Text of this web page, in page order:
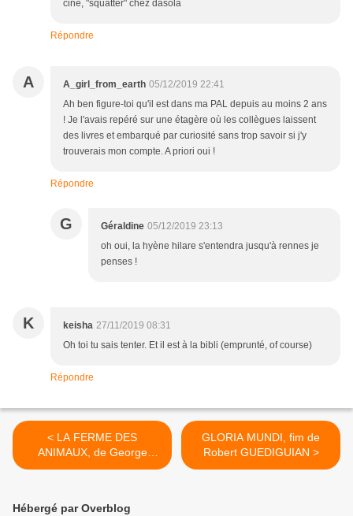
cine, "squatter" chez dasola
Répondre
A A_girl_from_earth 05/12/2019 22:41
Ah ben figure-toi qu'il est dans ma PAL depuis au moins 2 ans
! Je l'avais repéré sur une étagère où les collègues laissent
des livres et embarqué par curiosité sans trop savoir si j'y
trouverais mon compte. A priori oui !
Répondre
G Géraldine 05/12/2019 23:13
oh oui, la hyène hilare s'entendra jusqu'à rennes je
penses !
K keisha 27/11/2019 08:31
Oh toi tu sais tenter. Et il est à la bibli (emprunté, of course)
Répondre
< LA FERME DES
ANIMAUX, de George
ORWELL
GLORIA MUNDI, fim de
Robert GUEDIGUIAN >
Hébergé par Overblog